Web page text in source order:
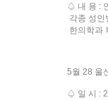
♤ 내 용 :
각종 성인
한의학과
5월 28 울
♤ 일 시 :